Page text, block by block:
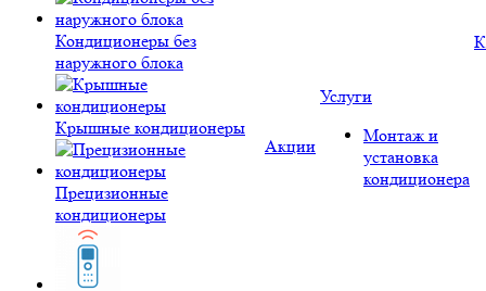
Кондиционеры без
наружного блока
Крышные кондиционеры
Прецизионные
кондиционеры
Акции
Услуги
Монтаж и
установка
кондиционера